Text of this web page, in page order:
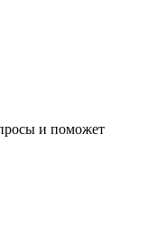
и поможет